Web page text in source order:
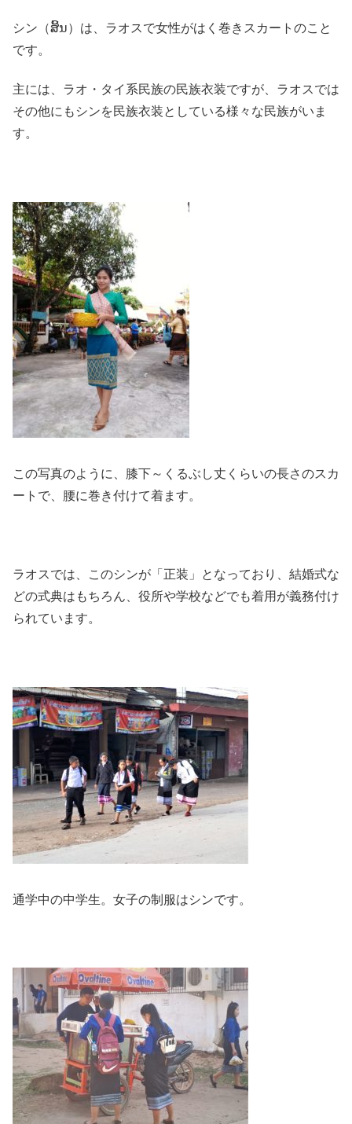
シン（ສິ້ນ）は、ラオスで女性がはく巻きスカートのこと
です。
主には、ラオ・タイ系民族の民族衣装ですが、ラオスでは
その他にもシンを民族衣装としている様々な民族がいま
す。
この写真のように、膝下～くるぶし丈くらいの長さのスカ
ートで、腰に巻き付けて着ます。
ラオスでは、このシンが「正装」となっており、結婚式な
どの式典はもちろん、役所や学校などでも着用が義務付け
られています。
通学中の中学生。女子の制服はシンです。